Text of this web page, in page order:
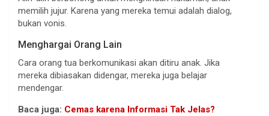
memilih jujur. Karena yang mereka temui adalah dialog,
bukan vonis.
Menghargai Orang Lain
Cara orang tua berkomunikasi akan ditiru anak. Jika
mereka dibiasakan didengar, mereka juga belajar
mendengar.
Baca juga: Cemas karena Informasi Tak Jelas?